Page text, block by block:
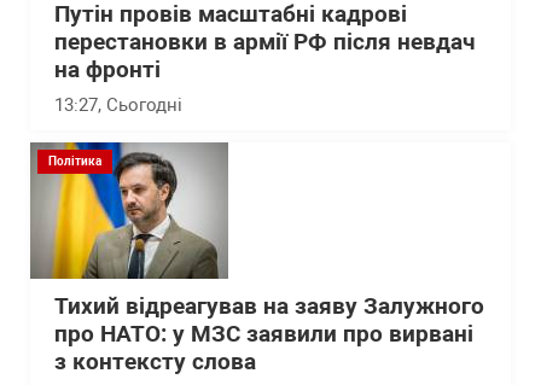
Путін провів масштабні кадрові
перестановки в армії РФ після невдач
на фронті
13:27, Сьогодні
Політика
Тихий відреагував на заяву Залужного
про НАТО: у МЗС заявили про вирвані
з контексту слова